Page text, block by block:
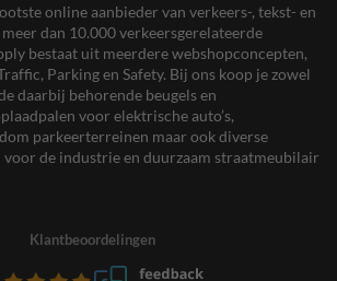
online aanbieder van verkeers-, tekst- en
dan 10.000 verkeersgerelateerde
bestaat uit meerdere webshopconcepten,
Parking en Safety. Bij ons koop je zowel
daarbij behorende beugels en
voor elektrische auto’s,
parkeerterreinen maar ook diverse
de industrie en duurzaam straatmeubilair
Klantbeoordelingen